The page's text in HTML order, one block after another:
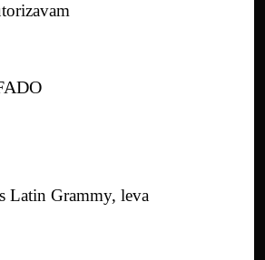
Latin Grammy, leva